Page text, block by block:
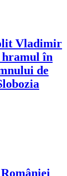
Vladimir
în
de